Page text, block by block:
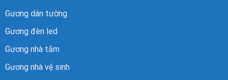
Gương dán tường
Gương đèn led
Gương nhà tắm
Gương nhà vệ sinh